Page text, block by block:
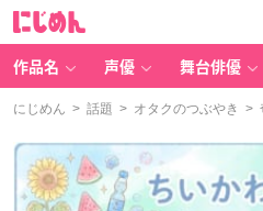
作品名 声優 舞台俳優
にじめん > 話題 > オタクのつぶやき >